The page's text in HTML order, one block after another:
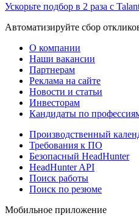
Ускорьте подбор в 2 раза с
Автоматизируйте сбор
О компании
Наши вакансии
Партнерам
Реклама на сайте
Новости и статьи
Инвесторам
Кандидаты по
Производственный
Требования к ПО
Безопасный HeadHunter
HeadHunter API
Поиск работы
Поиск по резюме
Мобильное приложение